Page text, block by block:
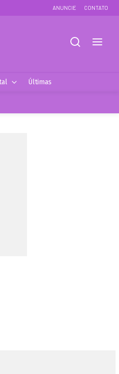
ANUNCIE CONTATO
Últimas